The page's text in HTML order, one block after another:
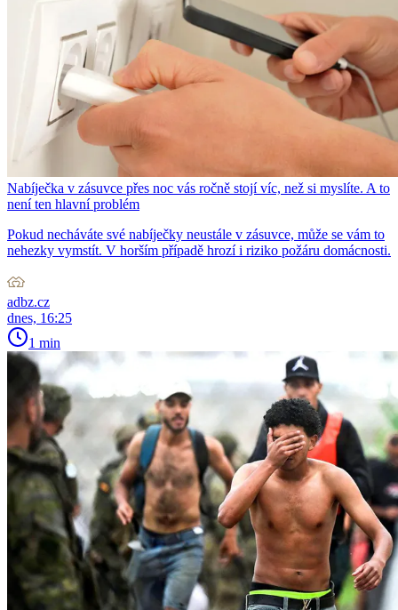
Nabíječka v zásuvce přes noc vás ročně stojí víc, než si myslíte. A to
není ten hlavní problém
Pokud necháváte své nabíječky neustále v zásuvce, může se vám to
nehezky vymstít. V horším případě hrozí i riziko požáru domácnosti.
adbz.cz
dnes, 16:25
1 min